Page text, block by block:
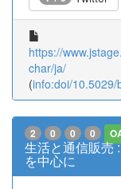
https://
char/ja/
(info:doi/10.5029/
2 0 0 0
生活と通信販売
を中心に